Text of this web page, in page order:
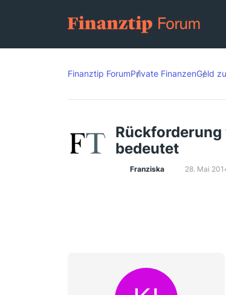
Finanztip ForumPrivate FinanzenGeld
bedeutet
Franziska 28. Mai